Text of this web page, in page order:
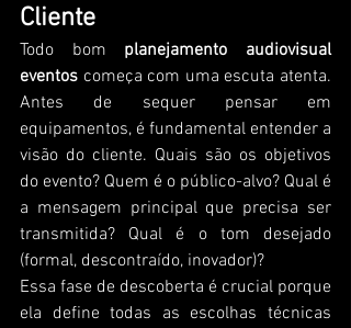
Cliente
Todo bom planejamento audiovisual
eventos começa com uma escuta atenta.
Antes de sequer pensar em
equipamentos, é fundamental entender a
visão do cliente. Quais são os objetivos
do evento? Quem é o público-alvo? Qual é
a mensagem principal que precisa ser
transmitida? Qual é o tom desejado
(formal, descontraído, inovador)?
Essa fase de descoberta é crucial porque
ela define todas as escolhas técnicas